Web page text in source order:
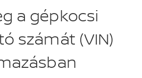
a gépkocsi
számát (VIN)